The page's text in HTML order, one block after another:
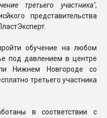
третьего участника",
представительства
обучение на любом
под давлением в центре
Нижнем Новгороде со
третьего участника
в соответствии с